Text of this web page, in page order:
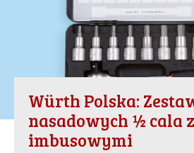
Würth Polska:
nasadowych ½ cala
imbusowymi